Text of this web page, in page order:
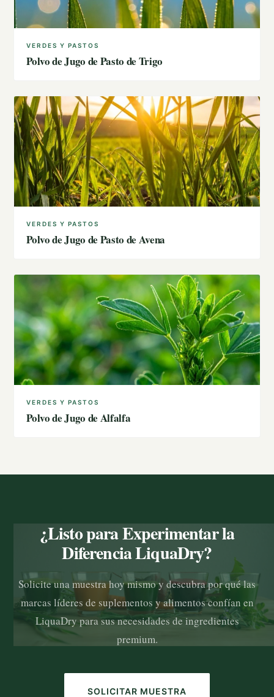
VERDES Y PASTOS
Polvo de Jugo de Pasto de Trigo
VERDES Y PASTOS
Polvo de Jugo de Pasto de Avena
VERDES Y PASTOS
Polvo de Jugo de Alfalfa
¿Listo para Experimentar la
Diferencia LiquaDry?
Solicite una muestra hoy mismo y descubra por qué las
marcas líderes de suplementos y alimentos confían en
LiquaDry para sus necesidades de ingredientes
premium.
SOLICITAR MUESTRA